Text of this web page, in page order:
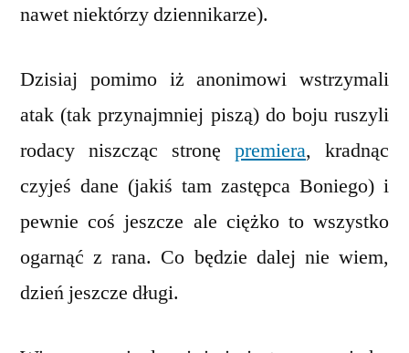
nawet niektórzy dziennikarze).
Dzisiaj pomimo iż anonimowi wstrzymali
atak (tak przynajmniej piszą) do boju ruszyli
rodacy niszcząc stronę premiera, kradnąc
czyjeś dane (jakiś tam zastępca Boniego) i
pewnie coś jeszcze ale ciężko to wszystko
ogarnąć z rana. Co będzie dalej nie wiem,
dzień jeszcze długi.